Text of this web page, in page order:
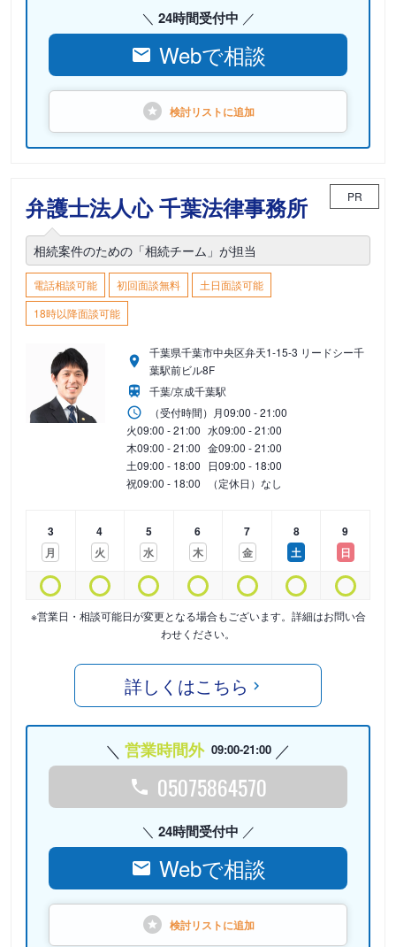
24時間受付中
Webで相談
検討リストに追加
弁護士法人心 千葉法律事務所 PR
相続案件のための「相続チーム」が担当
電話相談可能 初回面談無料
土日面談可能
18時以降面談可能
千葉県千葉市中央区弁天1-15-3 リードシー千
葉駅前ビル8F
千葉/京成千葉駅
（受付時間） 月09:00 - 21:00
火09:00 - 21:00 水09:00 - 21:00
木09:00 - 21:00 金09:00 - 21:00
土09:00 - 18:00 日09:00 - 18:00
祝09:00 - 18:00 （定休日）なし
3
月
4
火
5
水
6
木
7
金
8
土
9
日
※営業日・相談可能日が変更となる場合もございます。詳細はお問い合
わせください。
詳しくはこちら
営業時間外 09:00-21:00
05075864570
24時間受付中
Webで相談
検討リストに追加